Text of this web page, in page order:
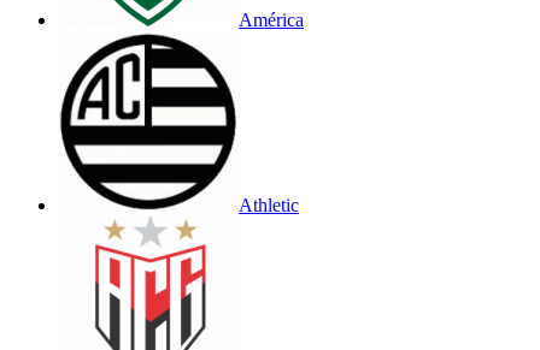
América
Athletic